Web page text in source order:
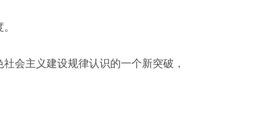
会主义建设规律认识的一个新突破，